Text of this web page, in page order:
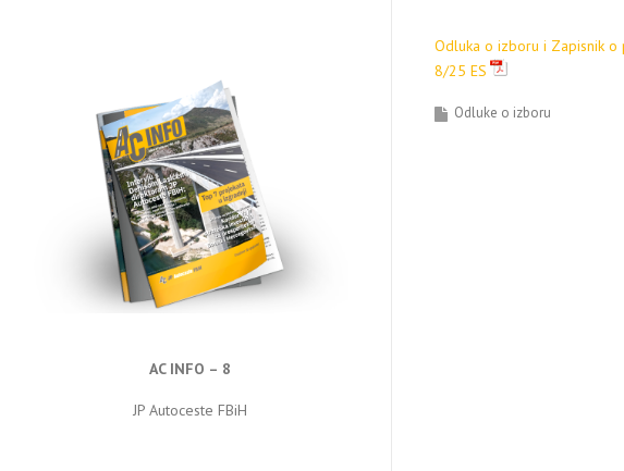
Odluka o izboru i Zapisnik o
8/25 ES
Odluke o izboru
AC INFO – 8
JP Autoceste FBiH